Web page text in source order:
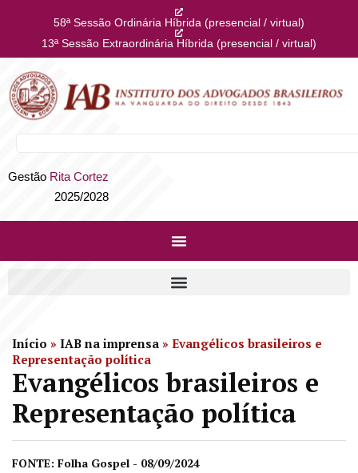
58ª Sessão Ordinária Híbrida (presencial / virtual)
13ª Sessão Extraordinária Híbrida (presencial / virtual)
Gestão Rita Cortez
2025/2028
Início » IAB na imprensa » Evangélicos brasileiros e
Representação política
Evangélicos brasileiros e
Representação política
FONTE: Folha Gospel - 08/09/2024